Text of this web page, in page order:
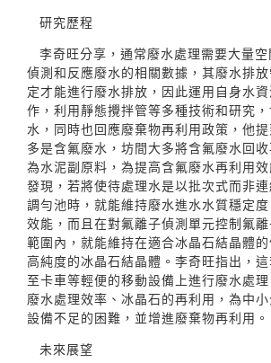
研究歷程
李奇旺分享，通常廢水處理需要大量
偵測和反應廢水的相關數據，其廢水排
定才能進行廢水排放，因此運用自身水
作，利用靜態攪拌管等多種技術和研究
水，同時也回應廢棄物再利用政策，他
多是含氟廢水，坊間大多將含氟廢水回
為水泥副原料，為提高含氟廢水再利用
發現，若將使待處理水是以批次式而非
調勻池時，就能維持廢水進水水質穩定
效能，而且在對氟離子偵測單元控制氟
範圍內，就能維持在適合冰晶石結晶體
高純度的冰晶石結晶體。李奇旺指出，
至卡車等輕便的移動設備上進行廢水處
廢水處理效率、冰晶石的再利用，為中
設備不足的困難，並增進廢棄物再利用。
未來展望